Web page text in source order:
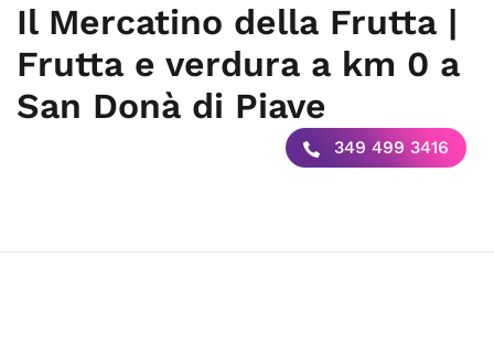
Il Mercatino della Frutta |
Frutta e verdura a km 0 a
San Donà di Piave
349 499 3416